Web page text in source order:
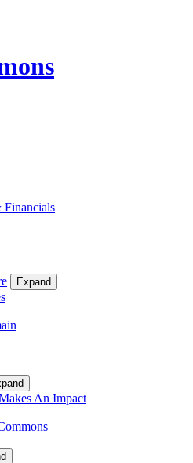
Financials
Expand
An Impact